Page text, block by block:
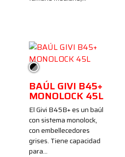
Negro/Gris
BAÚL GIVI B45+
MONOLOCK 45L
El Givi B45B+ es un baúl
con sistema monolock,
con embellecedores
grises. Tiene capacidad
para…